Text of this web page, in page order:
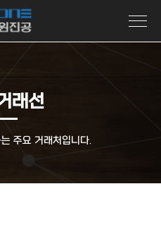
래선
주요 거래처입니다.